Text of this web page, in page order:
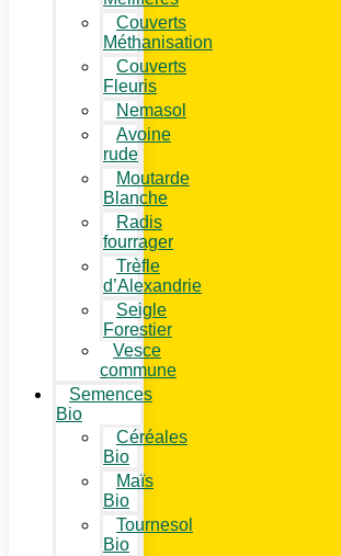
Couverts
Méthanisation
Couverts
Fleuris
Nemasol
Avoine
rude
Moutarde
Blanche
Radis
fourrager
Trèfle
d’Alexandrie
Seigle
Forestier
Vesce
commune
Semences
Bio
Céréales
Bio
Maïs
Bio
Tournesol
Bio